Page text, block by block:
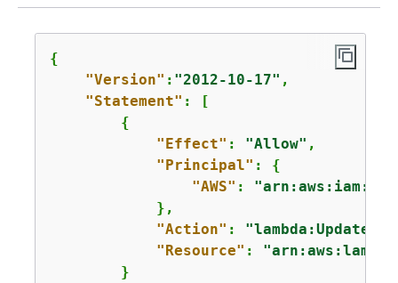
{
"Version" : "2012-10-17" ,
"Statement" : [
{
"Effect" : "Allow" ,
"Principal" : {
"AWS" :
            },
"Action" :
"Resource" :
        }